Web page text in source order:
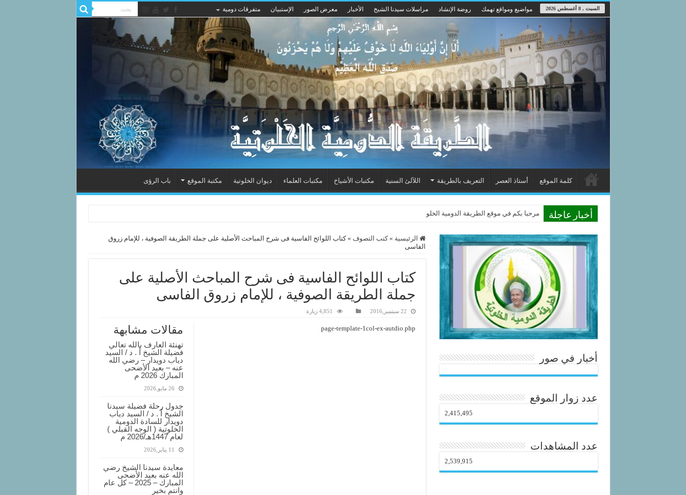
السبت , 8 أغسطس 2026 مواضيع ومواقع تهمك روضة الإنشاد مراسلات سيدنا الشيخ الأخبار معرض الصور الإستبيان متفرقات دومية
كلمة الموقع أستاذ العصر التعريف بالطريقة اللآلئ السنية مكتبات الأشياخ مكتبات العلماء ديوان الخلوتية مكتبة الموقع باب الرؤى
أخبار عاجلة مرحبا بكم في موقع الطريقة الدومية الخلوتية بشكله الجديد
الرئيسية » كتب التصوف » كتاب اللوائح الفاسية فى شرح المباحث الأصلية على جملة الطريقة الصوفية ، للإمام زروق
الفاسى
كتاب اللوائح الفاسية فى شرح المباحث الأصلية على
جملة الطريقة الصوفية ، للإمام زروق الفاسى
22 سبتمبر,2016 4,851 زيارة
مقالات مشابهة
تهنئة العارف بالله تعالي
فضيلة الشيخ أ . د / السيد
دياب دويدار – رضي الله
عنه – بعيد الأضحى
المبارك 2026 م
26 مايو,2026
جدول رحلة فضيلة سيدنا
الشيخ أ . د / السيد دياب
دويدار للسادة الدومية
الخلوتية ( الوجه القبلي )
لعام 1447هـ/2026 م
11 يناير,2026
معايدة سيدنا الشيخ رضي
الله عنه بعيد الأضحى
المبارك – 2025 – كل عام
وانتم بخير
page-template-1col-ex-autdio.php
أخبار في صور
عدد زوار الموقع
2,415,495
عدد المشاهدات
2,539,915